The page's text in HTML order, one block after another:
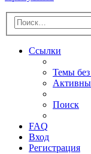
Ссылки
Темы без
Поиск
FAQ
Вход
Регистрация